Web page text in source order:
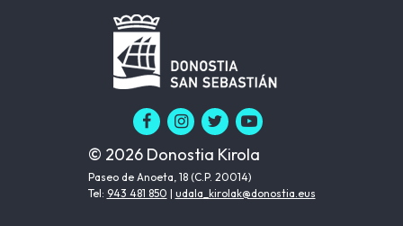
© 2026 Donostia Kirola
Paseo de Anoeta, 18 (C.P. 20014)
Tel: 943 481 850 | udala_kirolak@donostia.eus